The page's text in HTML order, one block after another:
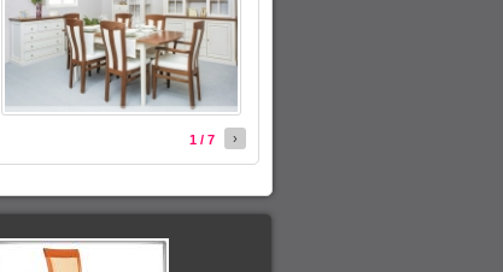
1 / 7 ›